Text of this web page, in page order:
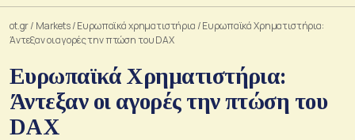
ot.gr/ Markets/Ευρωπαϊκά χρηματιστήρια /Ευρωπαϊκά Χρηματιστήρια:
Άντεξαν οι αγορές την πτώση του DAX
Ευρωπαϊκά Χρηματιστήρια:
Άντεξαν οι αγορές την πτώση του
DAX